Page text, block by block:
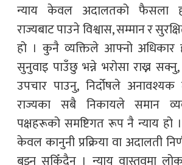
न्याय केवल अदालतको फैसला
राज्यबाट पाउने विश्वास, सम्मान र
हो । कुनै व्यक्तिले आफ्नो अधिकार
सुनुवाइ पाउँछु भन्ने भरोसा राख्न
उपचार पाउनु, निर्दोषले अनावश्यक
राज्यका सबै निकायले समान
पक्षहरूको समष्टिगत रूप नै न्याय हो
केवल कानुनी प्रक्रिया वा अदालती